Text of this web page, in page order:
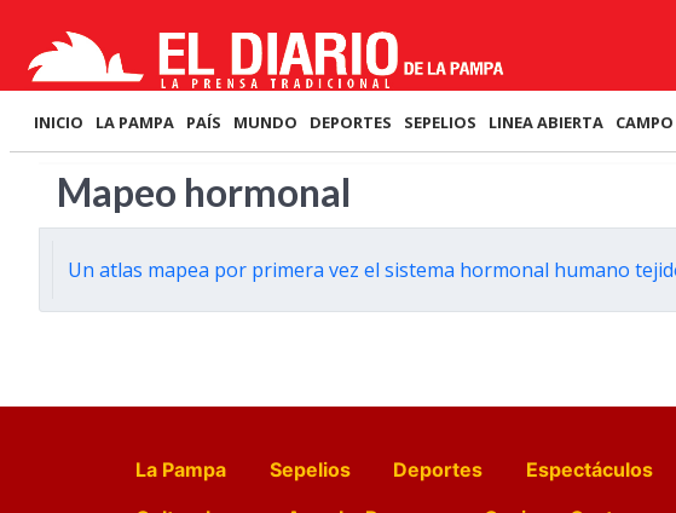
INICIO LA PAMPA PAÍS MUNDO DEPORTES SEPELIOS LINEA ABIERTA CAMPO
Mapeo hormonal
Un atlas mapea por primera vez el sistema hormonal humano
La Pampa Sepelios Deportes Espectáculos